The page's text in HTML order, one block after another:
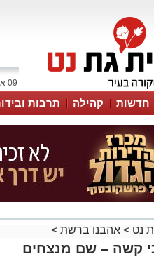
09 אוגוסט 2026 / 14:17
חדשות קהילה תרבות
נט > אהבנו ברשת >
קשה – שם מנצחים